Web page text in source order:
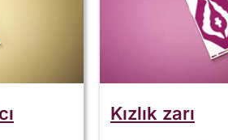
Kızlık zarı